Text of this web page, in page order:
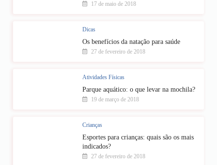
17 de maio de 2018
Dicas
Os benefícios da natação para saúde
27 de fevereiro de 2018
Atividades Físicas
Parque aquático: o que levar na mochila?
19 de março de 2018
Crianças
Esportes para crianças: quais são os mais
indicados?
27 de fevereiro de 2018